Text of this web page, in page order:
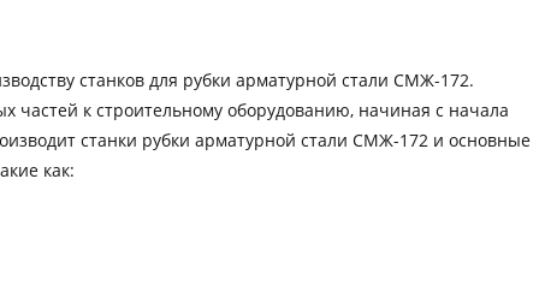
станков для рубки арматурной стали СМЖ-172.
частей к строительному оборудованию, начиная с начала
станки рубки арматурной стали СМЖ-172 и основные
как: